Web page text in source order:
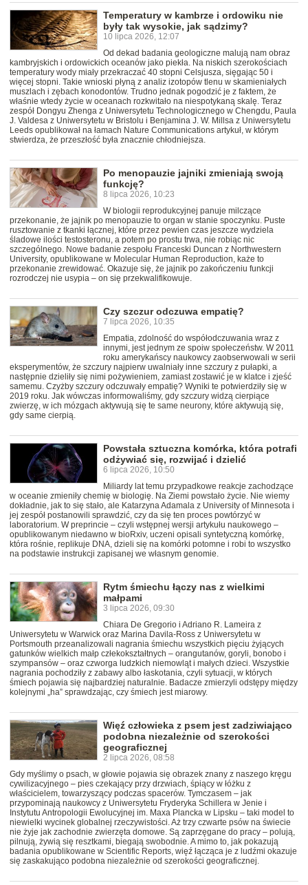
Temperatury w kambrze i ordowiku nie
były tak wysokie, jak sądzimy?
10 lipca 2026, 12:07
Od dekad badania geologiczne malują nam obraz
kambryjskich i ordowickich oceanów jako piekła. Na niskich szerokościach
temperatury wody miały przekraczać 40 stopni Celsjusza, sięgając 50 i
więcej stopni. Takie wnioski płyną z analiz izotopów tlenu w skamieniałych
muszlach i zębach konodontów. Trudno jednak pogodzić je z faktem, że
właśnie wtedy życie w oceanach rozkwitało na niespotykaną skalę. Teraz
zespół Dongyu Zhenga z Uniwersytetu Technologicznego w Chengdu, Paula
J. Valdesa z Uniwersytetu w Bristolu i Benjamina J. W. Millsa z Uniwersytetu
Leeds opublikował na łamach Nature Communications artykuł, w którym
stwierdza, że przeszłość była znacznie chłodniejsza.
Po menopauzie jajniki zmieniają swoją
funkcję?
8 lipca 2026, 10:23
W biologii reprodukcyjnej panuje milczące
przekonanie, że jajnik po menopauzie to organ w stanie spoczynku. Puste
rusztowanie z tkanki łącznej, które przez pewien czas jeszcze wydziela
śladowe ilości testosteronu, a potem po prostu trwa, nie robiąc nic
szczególnego. Nowe badanie zespołu Franceski Duncan z Northwestern
University, opublikowane w Molecular Human Reproduction, każe to
przekonanie zrewidować. Okazuje się, że jajnik po zakończeniu funkcji
rozrodczej nie usypia – on się przekwalifikowuje.
Czy szczur odczuwa empatię?
7 lipca 2026, 10:35
Empatia, zdolność do współodczuwania wraz z
innymi, jest jednym ze spoiw społeczeństw. W 2011
roku amerykańscy naukowcy zaobserwowali w serii
eksperymentów, że szczury najpierw uwalniały inne szczury z pułapki, a
następnie dzieliły się nimi pożywieniem, zamiast zostawić je w klatce i zjeść
samemu. Czyżby szczury odczuwały empatię? Wyniki te potwierdziły się w
2019 roku. Jak wówczas informowaliśmy, gdy szczury widzą cierpiące
zwierzę, w ich mózgach aktywują się te same neurony, które aktywują się,
gdy same cierpią.
Powstała sztuczna komórka, która potrafi
odżywiać się, rozwijać i dzielić
6 lipca 2026, 10:50
Miliardy lat temu przypadkowe reakcje zachodzące
w oceanie zmieniły chemię w biologię. Na Ziemi powstało życie. Nie wiemy
dokładnie, jak to się stało, ale Katarzyna Adamala z University of Minnesota i
jej zespół postanowili sprawdzić, czy da się ten proces powtórzyć w
laboratorium. W preprincie – czyli wstępnej wersji artykułu naukowego –
opublikowanym niedawno w bioRxiv, uczeni opisali syntetyczną komórkę,
która rośnie, replikuje DNA, dzieli się na komórki potomne i robi to wszystko
na podstawie instrukcji zapisanej we własnym genomie.
Rytm śmiechu łączy nas z wielkimi
małpami
3 lipca 2026, 09:30
Chiara De Gregorio i Adriano R. Lameira z
Uniwersytetu w Warwick oraz Marina Davila-Ross z Uniwersytetu w
Portsmouth przeanalizowali nagrania śmiechu wszystkich pięciu żyjących
gatunków wielkich małp człekokształtnych – orangutanów, goryli, bonobo i
szympansów – oraz czworga ludzkich niemowląt i małych dzieci. Wszystkie
nagrania pochodziły z zabawy albo łaskotania, czyli sytuacji, w których
śmiech pojawia się najbardziej naturalnie. Badacze zmierzyli odstępy między
kolejnymi „ha” sprawdzając, czy śmiech jest miarowy.
Więź człowieka z psem jest zadziwiająco
podobna niezależnie od szerokości
geograficznej
2 lipca 2026, 08:58
Gdy myślimy o psach, w głowie pojawia się obrazek znany z naszego kręgu
cywilizacyjnego – pies czekający przy drzwiach, śpiący w łóżku z
właścicielem, towarzyszący podczas spacerów. Tymczasem – jak
przypominają naukowcy z Uniwersytetu Fryderyka Schillera w Jenie i
Instytutu Antropologii Ewolucyjnej im. Maxa Plancka w Lipsku – taki model to
niewielki wycinek globalnej rzeczywistości. Aż trzy czwarte psów na świecie
nie żyje jak zachodnie zwierzęta domowe. Są zaprzęgane do pracy – polują,
pilnują, żywią się resztkami, biegają swobodnie. A mimo to, jak pokazują
badania opublikowane w Scientific Reports, więź łącząca je z ludźmi okazuje
się zaskakująco podobna niezależnie od szerokości geograficznej.